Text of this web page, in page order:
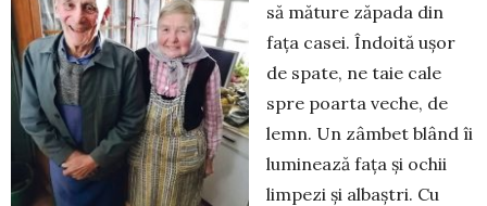
să măture zăpada din
fața casei. Îndoită ușor
de spate, ne taie cale
spre poarta veche, de
lemn. Un zâmbet blând îi
luminează fața și ochii
limpezi și albaștri. Cu